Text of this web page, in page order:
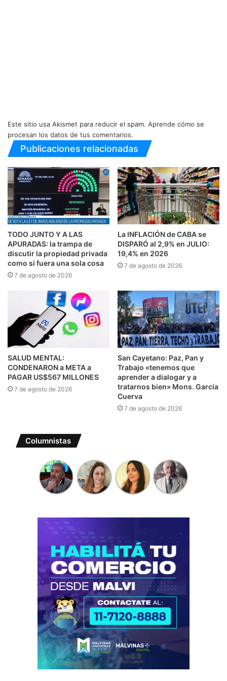
Este sitio usa Akismet para reducir el spam. Aprende cómo se
procesan los datos de tus comentarios.
Publicaciones relacionadas
TODO JUNTO Y A LAS
APURADAS: la trampa de
discutir la propiedad privada
como si fuera una sola cosa
7 de agosto de 2026
La INFLACIÓN de CABA se
DISPARÓ al 2,9% en JULIO:
19,4% en 2026
7 de agosto de 2026
SALUD MENTAL:
CONDENARON a META a
PAGAR US$567 MILLONES
7 de agosto de 2026
San Cayetano: Paz, Pan y
Trabajo «tenemos que
aprender a dialogar y a
tratarnos bien» Mons. García
Cuerva
7 de agosto de 2026
Columnistas